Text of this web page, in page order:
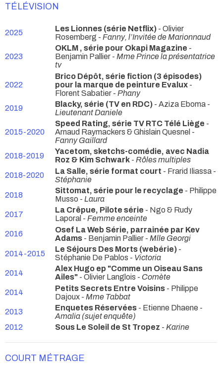
TÉLÉVISION
2025 Les Lionnes (série Netflix) - Olivier
Rosemberg - Fanny, l’Invitée de Marionnaud
2023
OKLM , série pour Okapi Magazine -
Benjamin Pallier - Mme Prince la présentatrice
tv
2022
Brico Dépôt, série fiction (3 épisodes)
pour la marque de peinture Evalux -
Florent Sabatier - Phany
2019
Blacky, série (TV en RDC) - Aziza Eboma -
Lieutenant Daniele
2015-2020
Speed Rating, série TV RTC Télé Liège -
Arnaud Raymackers & Ghislain Quesnel -
Fanny Gaillard
2018-2019
Yacetom, sketchs-comédie, avec Nadia
Roz & Kim Schwark - Rôles multiples
2018-2020
La Salle, série format court - Frarid Iliassa -
Stéphanie
2018
Sittomat, série pour le recyclage - Philippe
Musso - Laura
2017
La Crêpue, Pilote série - Ngo & Rudy
Laporal - Femme enceinte
2016
Osef La Web Série, parrainée par Kev
Adams - Benjamin Pallier - Mlle Georgi
2014-2015
Le Séjours Des Morts (webérie) -
Stéphanie De Pablos - Victoria
2014
Alex Hugo ep "Comme un Oiseau Sans
Ailes" - Olivier Langlois - Comète
2014
Petits Secrets Entre Voisins - Philippe
Dajoux - Mme Tabbat
2013
Enquetes Réservées - Etienne Dhaene -
Amalia (sujet enquête)
2012
Sous Le Soleil de St Tropez - Karine
COURT MÉTRAGE